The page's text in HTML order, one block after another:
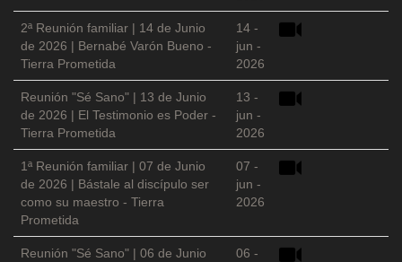
2ª Reunión familiar | 14 de Junio
de 2026 | Bernabé Varón Bueno -
Tierra Prometida
14 -
jun -
2026
Reunión "Sé Sano" | 13 de Junio
de 2026 | El Testimonio es Poder -
Tierra Prometida
13 -
jun -
2026
1ª Reunión familiar | 07 de Junio
de 2026 | Bástale al discípulo ser
como su maestro - Tierra
Prometida
07 -
jun -
2026
Reunión "Sé Sano" | 06 de Junio
06 -